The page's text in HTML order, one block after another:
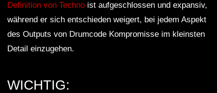
Definition von Techno ist aufgeschlossen und expansiv,
während er sich entschieden weigert, bei jedem Aspekt
des Outputs von Drumcode Kompromisse im kleinsten
Detail einzugehen.
WICHTIG: